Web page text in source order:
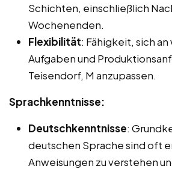
Schichten, einschließlich
Wochenenden.
Flexibilität: Fähigkeit, sich
Aufgaben und
Teisendorf, M anzupassen.
Sprachkenntnisse:
Deutschkenntnisse:
deutschen Sprache sind oft
Anweisungen zu verstehen